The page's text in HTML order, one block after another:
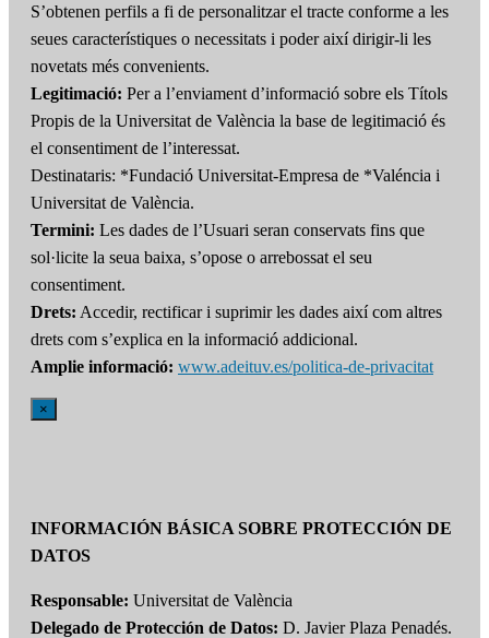
S’obtenen perfils a fi de personalitzar el tracte conforme a les
seues característiques o necessitats i poder així dirigir-li les
novetats més convenients.
Legitimació: Per a l’enviament d’informació sobre els Títols
Propis de la Universitat de València la base de legitimació és
el consentiment de l’interessat.
Destinataris: *Fundació Universitat-Empresa de *Valéncia i
Universitat de València.
Termini: Les dades de l’Usuari seran conservats fins que
sol·licite la seua baixa, s’opose o arrebossat el seu
consentiment.
Drets: Accedir, rectificar i suprimir les dades així com altres
drets com s’explica en la informació addicional.
Amplie informació: www.adeituv.es/politica-de-privacitat
×
INFORMACIÓN BÁSICA SOBRE PROTECCIÓN DE
DATOS
Responsable: Universitat de València
Delegado de Protección de Datos: D. Javier Plaza Penadés.